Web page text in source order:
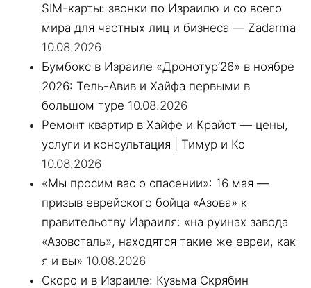
SIM-карты: звонки по Израилю и со всего
мира для частных лиц и бизнеса — Zadarma
10.08.2026
Бумбокс в Израиле «Дронотур’26» в ноябре
2026: Тель-Авив и Хайфа первыми в
большом туре 10.08.2026
Ремонт квартир в Хайфе и Крайот — цены,
услуги и консультация | Тимур и Ко
10.08.2026
«Мы просим вас о спасении»: 16 мая —
призыв еврейского бойца «Азова» к
правительству Израиля: «на руинах завода
«Азовсталь», находятся такие же евреи, как
я и вы» 10.08.2026
Скоро и в Израиле: Кузьма Скрябин